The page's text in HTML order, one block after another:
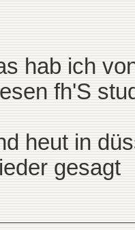
hab ich
fh'S
heut in
gesagt